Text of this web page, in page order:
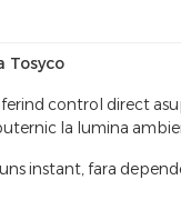
Tosyco
control direct
la lumina
instant, fara